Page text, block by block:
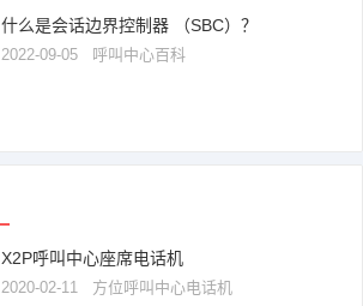
什么是会话边界控制器 （SBC）？
2022-09-05 呼叫中心百科
X2P呼叫中心座席电话机
2020-02-11 方位呼叫中心电话机